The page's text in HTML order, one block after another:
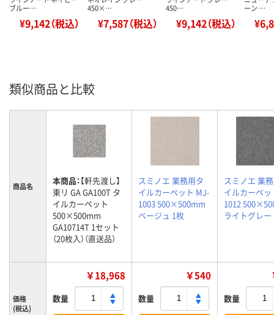
ブルー…
¥9,142（税込）
450×…
¥7,587（税込）
450…
¥9,142（税込）
ーン …
類似商品と比較
商品名 本商品：【軒先渡し】
東リ GA GA100T タ
イルカーペット
500×500mm
GA10714T 1セット
（20枚入）（直送品）
スミノエ 業務用タ
イルカーペット MJ-
1003 500×500mm
ベージュ 1枚
スミノエ 業
イルカーペ
1012
ライトグレー
価格
(税込)
￥18,968
数量
￥540
数量 数量